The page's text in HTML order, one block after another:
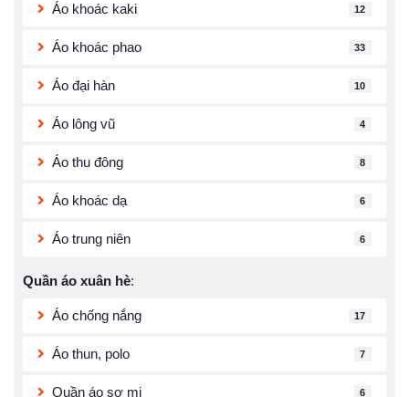
Áo khoác kaki 12
Áo khoác phao 33
Áo đại hàn 10
Áo lông vũ 4
Áo thu đông 8
Áo khoác dạ 6
Áo trung niên 6
Quần áo xuân hè:
Áo chống nắng 17
Áo thun, polo 7
Quần áo sơ mi 6